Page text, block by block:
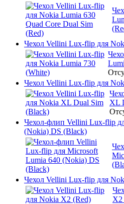
Чехол Vellini Lux-flip для
Чехол Vellini Lux-flip для
XL
Чехол-флип Vellini Lux-flip
(Nokia) DS (Black)
Чехол Vellini Lux-flip для
X2